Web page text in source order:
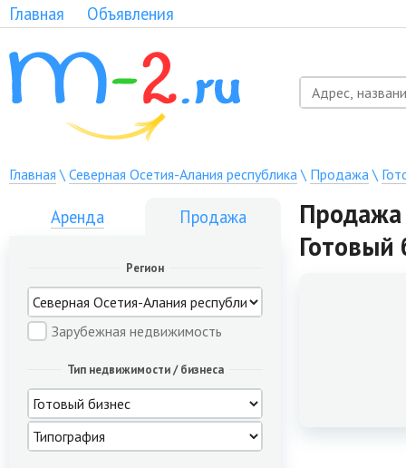
Главная Объявления
Главная \ Северная Осетия-Алания республика\ Продажа\
Аренда Продажа
Регион
Зарубежная недвижимость
Тип недвижимости / бизнеса
Продажа
Готовый